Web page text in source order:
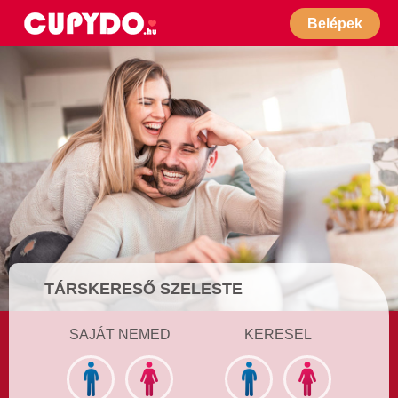
Belépek
TÁRSKERESŐ SZELESTE
SAJÁT NEMED KERESEL